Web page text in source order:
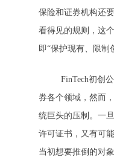
保险和证券机构还
看得见的规则，这
即“保护现有、限制
FinTech初创
券各个领域，然而
统巨头的压制。一
许可证书，又有可
当初想要推倒的对